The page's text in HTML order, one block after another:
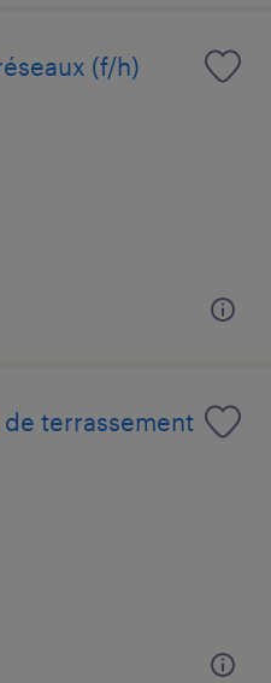
(f/h)
terrassement